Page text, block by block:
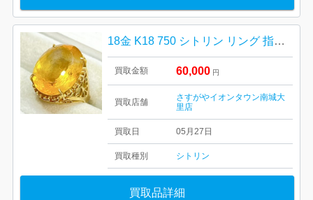
18金 K18 750 シトリン リング 指輪 アクセサリー
買取金額 60,000 円
買取店舗
さすがやイオンタウン南城大
里店
買取日 05月27日
買取種別 シトリン
買取品詳細